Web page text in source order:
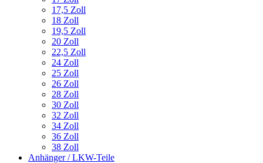
17,5 Zoll
18 Zoll
19,5 Zoll
20 Zoll
22,5 Zoll
24 Zoll
25 Zoll
26 Zoll
28 Zoll
30 Zoll
32 Zoll
34 Zoll
36 Zoll
38 Zoll
Anhänger / LKW-Teile